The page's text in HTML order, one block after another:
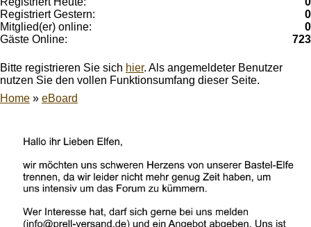
Registriert Gestern:
0
Mitglied(er) online:
0
Gäste Online:
723
Bitte registrieren Sie sich hier. Als angemeldeter Benutzer
nutzen Sie den vollen Funktionsumfang dieser Seite.
Home » eBoard